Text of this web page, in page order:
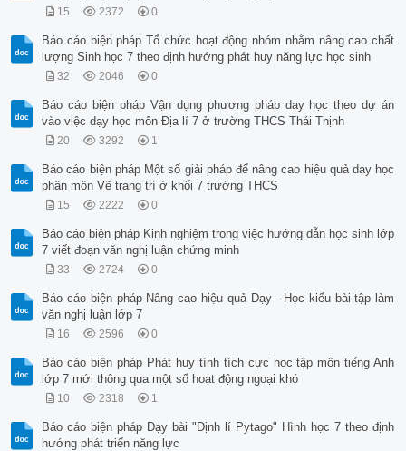
15 2372 0
Báo cáo biện pháp Tổ chức hoạt động nhóm nhằm nâng cao chất
lượng Sinh học 7 theo định hướng phát huy năng lực học sinh
32 2046 0
Báo cáo biện pháp Vận dụng phương pháp dạy học theo dự án
vào việc dạy học môn Địa lí 7 ở trường THCS Thái Thịnh
20 3292 1
Báo cáo biện pháp Một số giải pháp để nâng cao hiệu quả dạy học
phân môn Vẽ trang trí ở khối 7 trường THCS
15 2222 0
Báo cáo biện pháp Kinh nghiệm trong việc hướng dẫn học sinh lớp
7 viết đoạn văn nghị luận chứng minh
33 2724 0
Báo cáo biện pháp Nâng cao hiệu quả Dạy - Học kiểu bài tập làm
văn nghị luận lớp 7
16 2596 0
Báo cáo biện pháp Phát huy tính tích cực học tập môn tiếng Anh
lớp 7 mới thông qua một số hoạt động ngoại khó
10 2318 1
Báo cáo biện pháp Dạy bài "Định lí Pytago" Hình học 7 theo định
hướng phát triển năng lực